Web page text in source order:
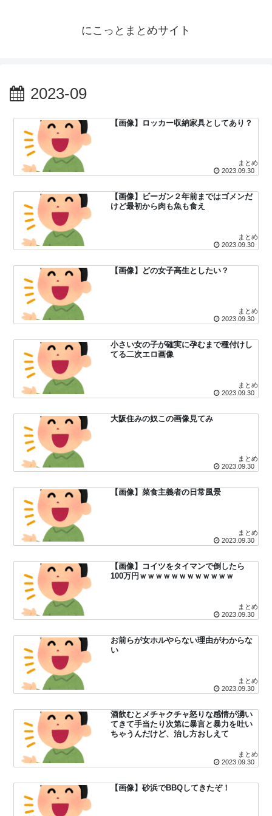
にこっとまとめサイト
2023-09
【画像】ロッカー収納家具としてあり？
まとめ
2023.09.30
【画像】ビーガン２年前まではゴメンだ
けど最初から肉も魚も食え
まとめ
2023.09.30
【画像】どの女子高生としたい？
まとめ
2023.09.30
小さい女の子が確実に孕むまで種付けし
てる二次エロ画像
まとめ
2023.09.30
大阪住みの奴この画像見てみ
まとめ
2023.09.30
【画像】菜食主義者の日常風景
まとめ
2023.09.30
【画像】コイツをタイマンで倒したら
100万円ｗｗｗｗｗｗｗｗｗｗｗｗ
まとめ
2023.09.30
お前らが女ホルやらない理由がわからな
い
まとめ
2023.09.30
酒飲むとメチャクチャ怒りな感情が湧い
てきて手当たり次第に暴言と暴力を吐い
ちゃうんだけど、治し方おしえて
まとめ
2023.09.30
【画像】砂浜でBBQしてきたぞ！